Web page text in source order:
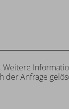
der Anfrage